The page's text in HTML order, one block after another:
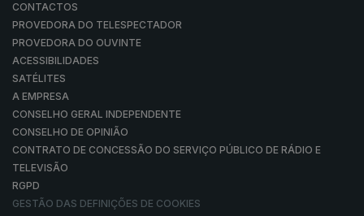
CONTACTOS
PROVEDORA DO TELESPECTADOR
PROVEDORA DO OUVINTE
ACESSIBILIDADES
SATÉLITES
A EMPRESA
CONSELHO GERAL INDEPENDENTE
CONSELHO DE OPINIÃO
CONTRATO DE CONCESSÃO DO SERVIÇO PÚBLICO DE RÁDIO E
TELEVISÃO
RGPD
GESTÃO DAS DEFINIÇÕES DE COOKIES